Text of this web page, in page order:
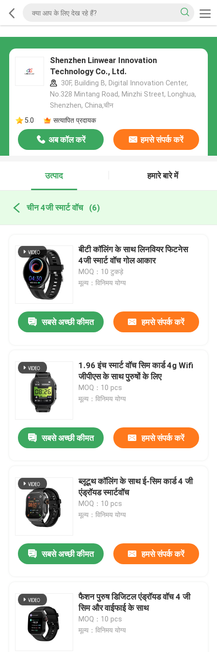
Shenzhen Linwear Innovation
Technology Co., Ltd.
30F, Building B, Digital Innovation Center,
No.328 Mintang Road, Minzhi Street, Longhua,
Shenzhen, China,चीन
5.0
सत्यापित प्रदायक
अब कॉल करें हमसे संपर्क करें
उत्पाद हमारे बारे में
चीन 4जी स्मार्ट वॉच (6)
बीटी कॉलिंग के साथ लिनवियर फिटनेस
4जी स्मार्ट वॉच गोल आकार
MOQ：10 टुकड़े
मूल्य：विनिमय योग्य
सबसे अच्छी कीमत हमसे संपर्क करें
1.96 इंच स्मार्ट वॉच सिम कार्ड 4g Wifi
जीपीएस के साथ पुरुषों के लिए
MOQ：10 pcs
मूल्य：विनिमय योग्य
सबसे अच्छी कीमत हमसे संपर्क करें
ब्लूटूथ कॉलिंग के साथ ई-सिम कार्ड 4 जी
एंड्रॉयड स्मार्टवॉच
MOQ：10 pcs
मूल्य：विनिमय योग्य
सबसे अच्छी कीमत हमसे संपर्क करें
फैशन पुरुष डिजिटल एंड्रॉयड वॉच 4 जी
सिम और वाईफाई के साथ
MOQ：10 pcs
मूल्य：विनिमय योग्य